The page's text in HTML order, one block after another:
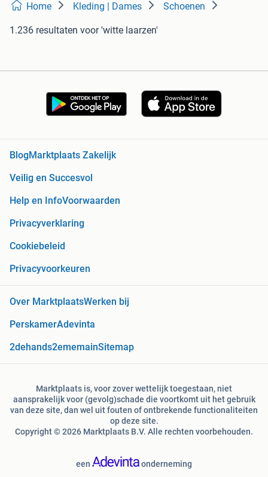
Home Kleding | Dames Schoenen
1.236 resultaten voor 'witte laarzen'
Blog Marktplaats Zakelijk
Veilig en Succesvol
Help en InfoVoorwaarden
Privacyverklaring
Cookiebeleid
Privacyvoorkeuren
Over MarktplaatsWerken bij
PerskamerAdevinta
2dehands2ememainSitemap
Marktplaats is, voor zover wettelijk toegestaan, niet
aansprakelijk voor (gevolg)schade die voortkomt uit het gebruik
van deze site, dan wel uit fouten of ontbrekende functionaliteiten
op deze site.
Copyright © 2026 Marktplaats B.V. Alle rechten voorbehouden.
een onderneming